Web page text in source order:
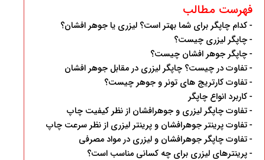
فهرست مطالب
کدام چاپگر برای شما بهتر است؟ لیزری یا جوهر افشان؟
چاپگر لیزری چیست؟
چاپگر جوهر افشان چیست؟
تفاوت در چیست؟ چاپگر لیزری در مقابل جوهر افشان
تفاوت کارتریج های تونر و جوهر چیست؟
کاربرد انواع چاپگر
تفاوت چاپگر لیزری و جوهرافشان از نظر کیفیت چاپ
تفاوت پرینتر جوهرافشان و پرینتر لیزری از نظر سرعت چاپ
تفاوت چاپگر جوهرافشان و لیزری در مواد مصرفی
پرینترهای لیزری برای چه کسانی مناسب است؟